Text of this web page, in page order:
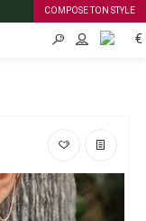
COMPOSE TON STYLE
FR €